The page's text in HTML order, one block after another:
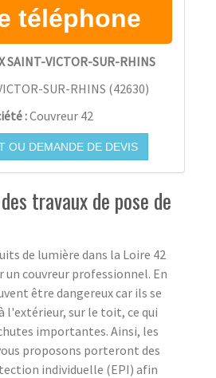
SAINT-VICTOR-SUR-RHINS
SUR-RHINS (42630)
:Couvreur 42
OU DEMANDE DE DEVIS
travaux de pose de
de lumière dans la Loire 42
couvreur professionnel. En
être dangereux car ils se
l'extérieur, sur le toit, ce qui
importantes. Ainsi, les
proposons porteront des
individuelle (EPI) afin